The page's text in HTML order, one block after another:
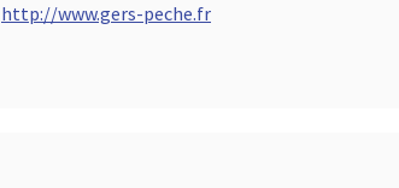
http://www.gers-peche.fr